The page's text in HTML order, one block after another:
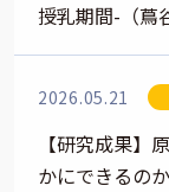
授乳期間-（蔦
2026.05.21
【研究成果】
かにできるの